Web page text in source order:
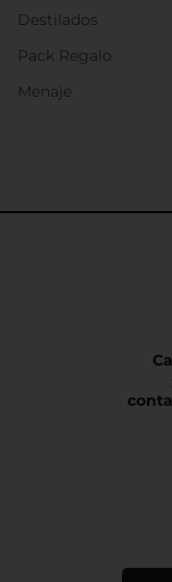
Destilados
Pack Regalo
Menaje